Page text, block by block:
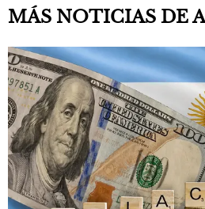
MÁS NOTICIAS DE